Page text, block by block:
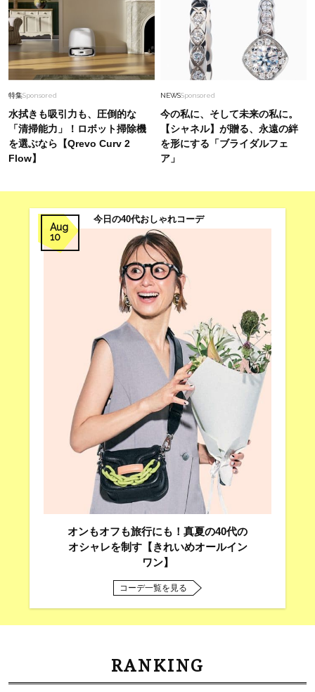
特集Sponsored
水拭きも吸引力も、圧倒的な
「清掃能力」！ロボット掃除機
を選ぶなら【Qrevo Curv 2
Flow】
NEWSSponsored
今の私に、そして未来の私に。
【シャネル】が贈る、永遠の絆
を形にする「ブライダルフェ
ア」
Aug
10
今日の40代おしゃれコーデ
オンもオフも旅行にも！真夏の40代の
オシャレを制す【きれいめオールイン
ワン】
コーデ一覧を見る
RANKING